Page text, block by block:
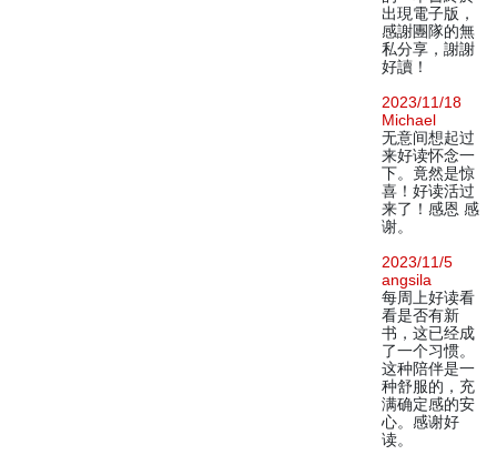
出現電子版，
感謝團隊的無
私分享，謝謝
好讀！
2023/11/18
Michael
无意间想起过
来好读怀念一
下。竟然是惊
喜！好读活过
来了！感恩 感
谢。
2023/11/5
angsila
每周上好读看
看是否有新
书，这已经成
了一个习惯。
这种陪伴是一
种舒服的，充
满确定感的安
心。感谢好
读。